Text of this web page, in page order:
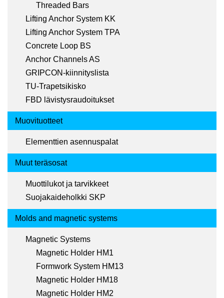
Threaded Bars
Lifting Anchor System KK
Lifting Anchor System TPA
Concrete Loop BS
Anchor Channels AS
GRIPCON-kiinnityslista
TU-Trapetsikisko
FBD lävistysraudoitukset
Muovituotteet
Elementtien asennuspalat
Muut teräsosat
Muottilukot ja tarvikkeet
Suojakaideholkki SKP
Molds and magnetic systems
Magnetic Systems
Magnetic Holder HM1
Formwork System HM13
Magnetic Holder HM18
Magnetic Holder HM2